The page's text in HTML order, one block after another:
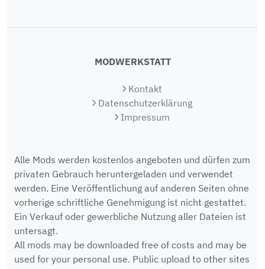
MODWERKSTATT
Kontakt
Datenschutzerklärung
Impressum
Alle Mods werden kostenlos angeboten und dürfen zum
privaten Gebrauch heruntergeladen und verwendet
werden. Eine Veröffentlichung auf anderen Seiten ohne
vorherige schriftliche Genehmigung ist nicht gestattet.
Ein Verkauf oder gewerbliche Nutzung aller Dateien ist
untersagt.
All mods may be downloaded free of costs and may be
used for your personal use. Public upload to other sites